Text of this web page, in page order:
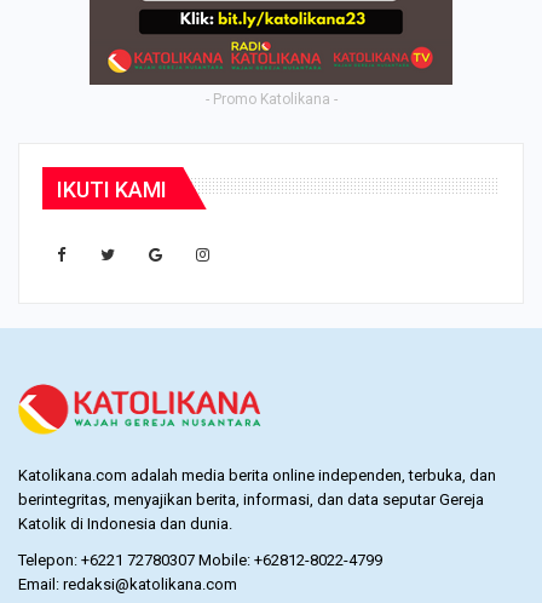
- Promo Katolikana -
IKUTI KAMI
Katolikana.com adalah media berita online independen, terbuka, dan
berintegritas, menyajikan berita, informasi, dan data seputar Gereja
Katolik di Indonesia dan dunia.
Telepon: +6221 72780307 Mobile: +62812-8022-4799
Email: redaksi@katolikana.com